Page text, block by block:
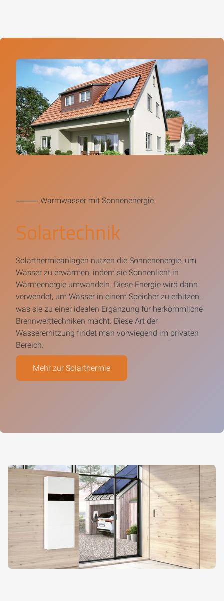
⸻ Warmwasser mit Sonnenenergie
Solartechnik
Solarthermieanlagen nutzen die Sonnenenergie, um
Wasser zu erwärmen, indem sie Sonnenlicht in
Wärmeenergie umwandeln. Diese Energie wird dann
verwendet, um Wasser in einem Speicher zu erhitzen,
was sie zu einer idealen Ergänzung für herkömmliche
Brennwerttechniken macht. Diese Art der
Wassererhitzung findet man vorwiegend im privaten
Bereich.
Mehr zur Solarthermie